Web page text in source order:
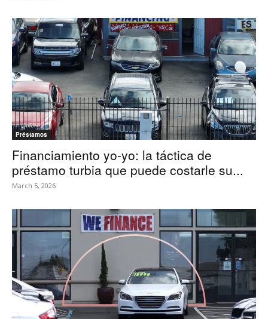
Préstamos
Financiamiento yo-yo: la táctica de
préstamo turbia que puede costarle su...
March 5, 2026